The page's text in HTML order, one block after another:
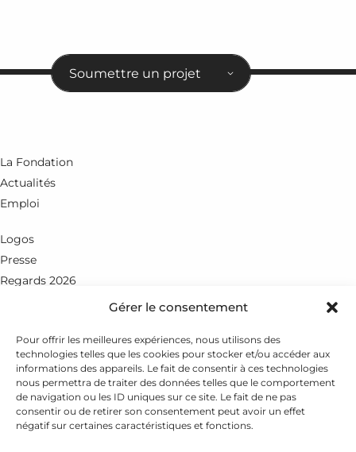
Gérer le consentement
Pour offrir les meilleures expériences, nous utilisons des
technologies telles que les cookies pour stocker et/ou accéder aux
informations des appareils. Le fait de consentir à ces technologies
nous permettra de traiter des données telles que le comportement
de navigation ou les ID uniques sur ce site. Le fait de ne pas
consentir ou de retirer son consentement peut avoir un effet
négatif sur certaines caractéristiques et fonctions.
Soumettre un projet
La Fondation
Actualités
Emploi
Logos
Presse
Regards 2026
Rue du Petit-Chêne 18
+41 21 351 25 55
fondation@leenaards.ch